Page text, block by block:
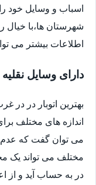
اسباب و وسایل خود
شهرستان ها،با خیال
اطلاعات بیشتر می
دارای وسایل
بهترین اتوبار در در
می توان گفت که عدم
مختلف می تواند یک
در به حساب آید و از